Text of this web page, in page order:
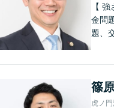
【
金問
題、
よる
ービ
篠
虎ノ